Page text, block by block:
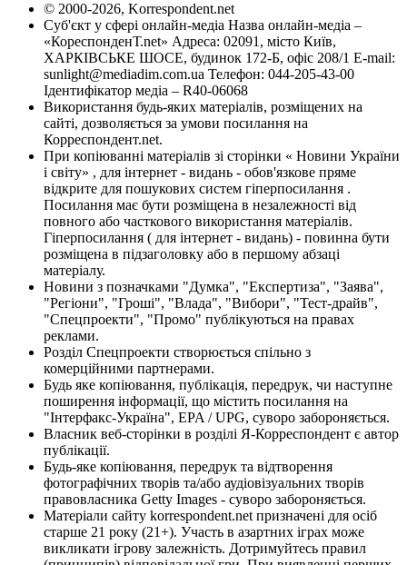
© 2000-2026, Korrespondent.net
Суб'єкт у сфері онлайн-медіа Назва онлайн-медіа –
«КореспонденТ.net» Адреса: 02091, місто Київ,
ХАРКІВСЬКЕ ШОСЕ, будинок 172-Б, офіс 208/1 E-mail:
sunlight@mediadim.com.ua Телефон: 044-205-43-00
Ідентифікатор медіа – R40-06068
Використання будь-яких матеріалів, розміщених на
сайті, дозволяється за умови посилання на
Корреспондент.net.
При копіюванні матеріалів зі сторінки « Новини України
і світу» , для інтернет - видань - обов'язкове пряме
відкрите для пошукових систем гіперпосилання .
Посилання має бути розміщена в незалежності від
повного або часткового використання матеріалів.
Гіперпосилання ( для інтернет - видань) - повинна бути
розміщена в підзаголовку або в першому абзаці
матеріалу.
Новини з позначками "Думка", "Експертиза", "Заява",
"Регіони", "Гроші", "Влада", "Вибори", "Тест-драйв",
"Спецпроекти", "Промо" публікуються на правах
реклами.
Розділ Спецпроекти створюється спільно з
комерційними партнерами.
Будь яке копіювання, публікація, передрук, чи наступне
поширення інформації, що містить посилання на
"Інтерфакс-Україна", EPA / UPG, суворо забороняється.
Власник веб-сторінки в розділі Я-Корреспондент є автор
публікації.
Будь-яке копіювання, передрук та відтворення
фотографічних творів та/або аудіовізуальних творів
правовласника Getty Images - суворо забороняється.
Матеріали сайту korrespondent.net призначені для осіб
старше 21 року (21+). Участь в азартних іграх може
викликати ігрову залежність. Дотримуйтесь правил